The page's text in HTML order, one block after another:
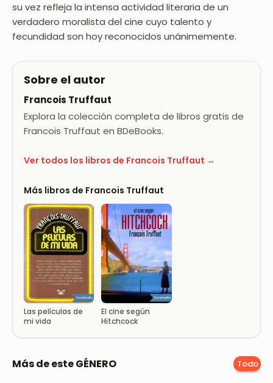
su vez refleja la intensa actividad literaria de un
verdadero moralista del cine cuyo talento y
fecundidad son hoy reconocidos unánimemente.
Sobre el autor
Francois Truffaut
Explora la colección completa de libros gratis de
Francois Truffaut en BDeBooks.
Ver todos los libros de Francois Truffaut →
Más libros de Francois Truffaut
Las películas de
mi vida
El cine según
Hitchcock
Más de este GÉNERO Todo